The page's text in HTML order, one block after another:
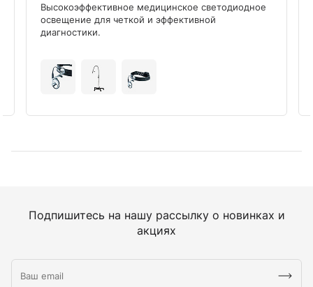
Высокоэффективное медицинское светодиодное
освещение для четкой и эффективной
диагностики.
Подпишитесь на нашу рассылку о новинках и
акциях